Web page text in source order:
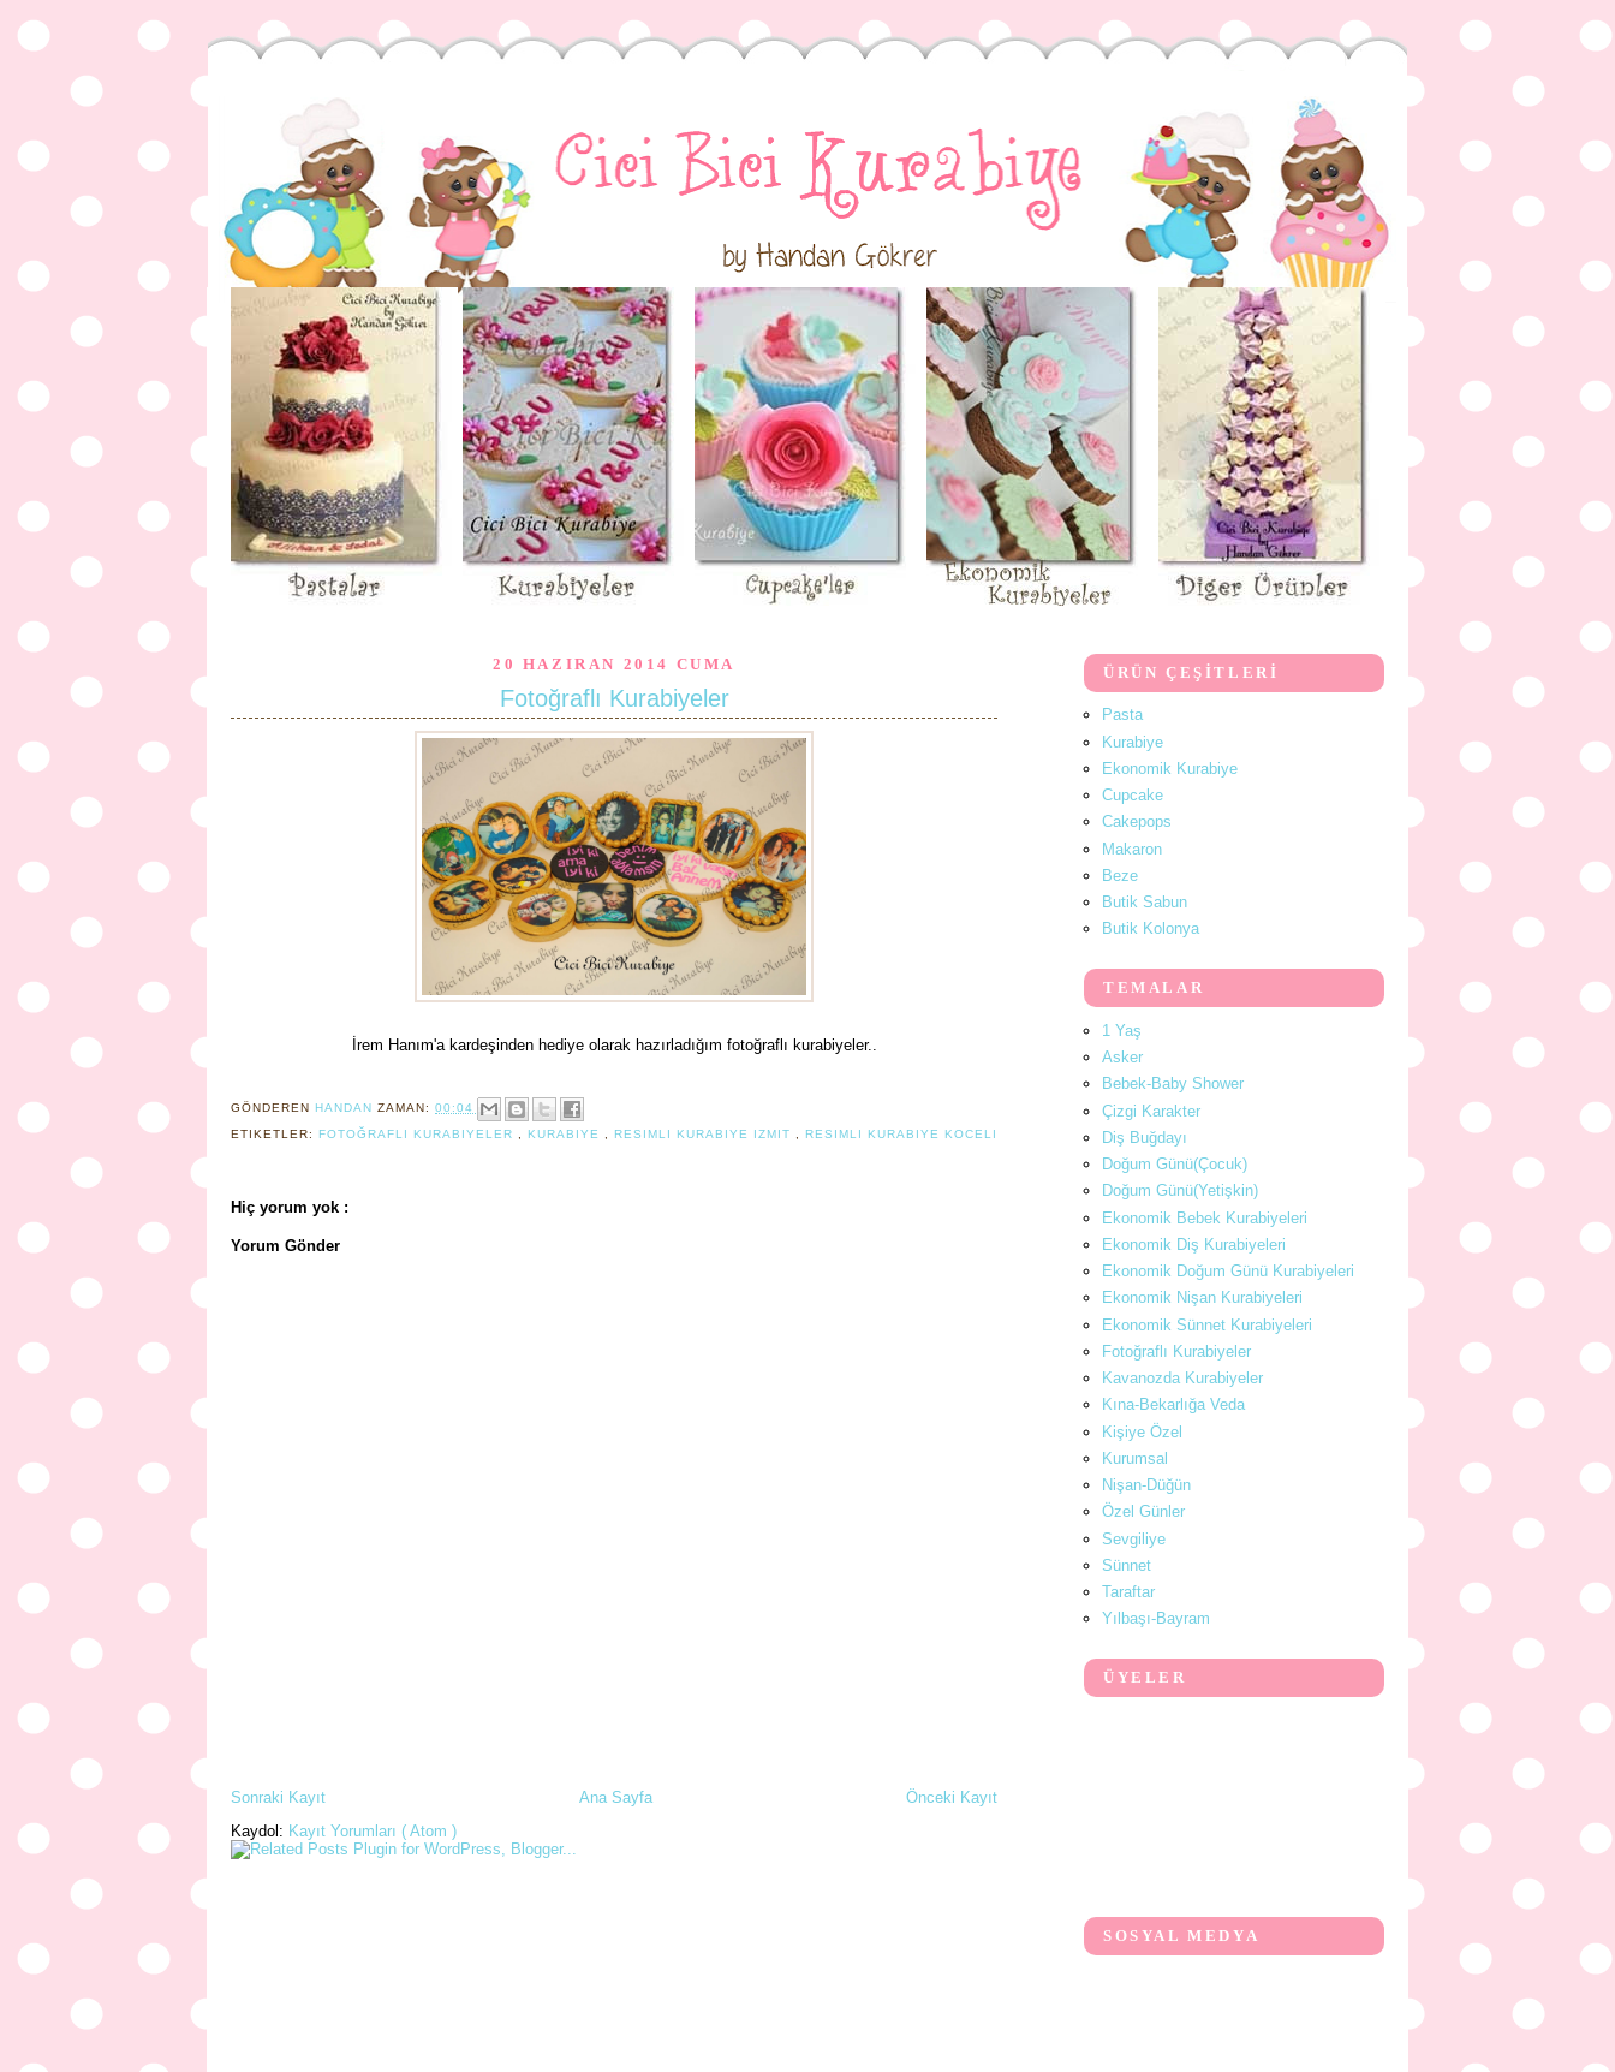
20 HAZIRAN 2014 CUMA
Fotoğraflı Kurabiyeler
İrem Hanım'a kardeşinden hediye olarak hazırladığım fotoğraflı kurabiyeler..
GÖNDEREN HANDAN ZAMAN: 00:04
ETIKETLER: FOTOĞRAFLI KURABIYELER KURABIYE RESIMLI KURABIYE IZMIT RESIMLI KURABIYE KOCELI
Hiç yorum yok :
Yorum Gönder
Sonraki Kayıt Önceki Kayıt
Ana Sayfa
Kaydol: Kayıt Yorumları ( Atom )
ÜRÜN ÇEŞİTLERİ
Pasta
Kurabiye
Ekonomik Kurabiye
Cupcake
Cakepops
Makaron
Beze
Butik Sabun
Butik Kolonya
TEMALAR
1 Yaş
Asker
Bebek-Baby Shower
Çizgi Karakter
Diş Buğdayı
Doğum Günü(Çocuk)
Doğum Günü(Yetişkin)
Ekonomik Bebek Kurabiyeleri
Ekonomik Diş Kurabiyeleri
Ekonomik Doğum Günü Kurabiyeleri
Ekonomik Nişan Kurabiyeleri
Ekonomik Sünnet Kurabiyeleri
Fotoğraflı Kurabiyeler
Kavanozda Kurabiyeler
Kına-Bekarlığa Veda
Kişiye Özel
Kurumsal
Nişan-Düğün
Özel Günler
Sevgiliye
Sünnet
Taraftar
Yılbaşı-Bayram
ÜYELER
SOSYAL MEDYA